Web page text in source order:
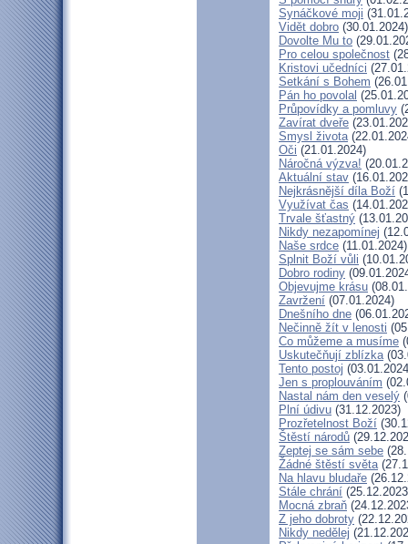
Synáčkové moji
Vidět dobro (30.01.2024)
Dovolte Mu to
Pro celou společnost
Kristovi učedníci
Setkání s Bohem
Pán ho povolal
Průpovídky a pomluvy
Zavírat dveře
Smysl života
Oči (21.01.2024)
Náročná výzva!
Aktuální stav
Nejkrásnější díla Boží
Využívat čas
Trvale šťastný
Nikdy nezapomínej
Naše srdce (11.01.2024)
Splnit Boží vůli
Dobro rodiny
Objevujme krásu
Zavržení (07.01.2024)
Dnešního dne
Nečinně žít v lenosti
Co můžeme a musíme
Uskutečňují zblízka
Tento postoj
Jen s proplouváním
Nastal nám den veselý
Plní údivu (31.12.2023)
Prozřetelnost Boží
Štěstí národů
Zeptej se sám sebe
Žádné štěstí světa
Na hlavu bludaře
Stále chrání
Mocná zbraň
Z jeho dobroty
Nikdy nedělej